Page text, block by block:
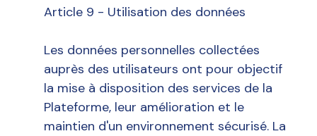
Article 9 - Utilisation des données
Les données personnelles collectées
auprès des utilisateurs ont pour objectif
la mise à disposition des services de la
Plateforme, leur amélioration et le
maintien d'un environnement sécurisé. La